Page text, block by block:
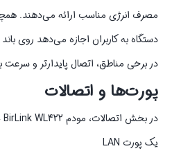
مصرف انرژی مناسب ارائه می‌دهند.
دستگاه به کاربران اجازه می‌دهد روی
در برخی مناطق، اتصال پایدارتر و سرعت
پورت‌ها و اتصالات
در بخش اتصالات، مودم BirLink WL422 دارای:
یک پورت LAN